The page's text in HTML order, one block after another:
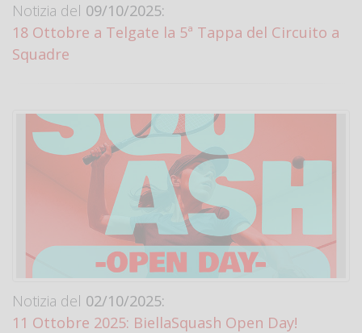
Notizia del 09/10/2025:
18 Ottobre a Telgate la 5ª Tappa del Circuito a
Squadre
Notizia del 02/10/2025:
11 Ottobre 2025: BiellaSquash Open Day!